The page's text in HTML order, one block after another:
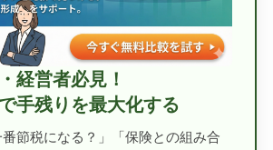
経営者必見！
手残りを最大化する
番節税になる？」「保険との組み合